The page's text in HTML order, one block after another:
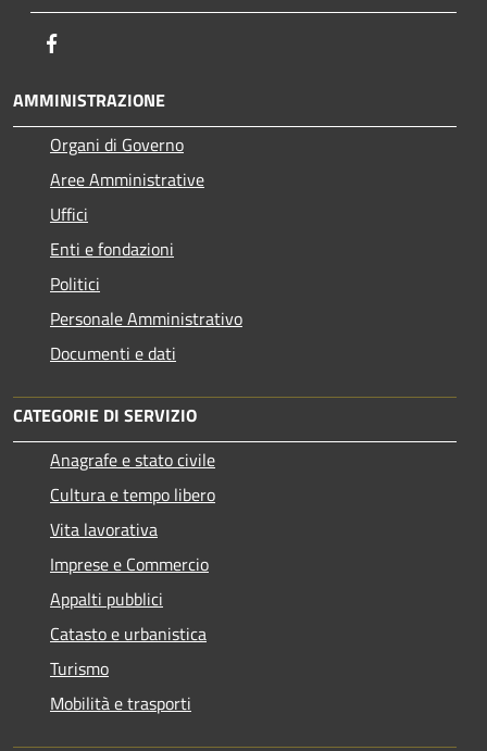
AMMINISTRAZIONE
Organi di Governo
Aree Amministrative
Uffici
Enti e fondazioni
Politici
Personale Amministrativo
Documenti e dati
CATEGORIE DI SERVIZIO
Anagrafe e stato civile
Cultura e tempo libero
Vita lavorativa
Imprese e Commercio
Appalti pubblici
Catasto e urbanistica
Turismo
Mobilità e trasporti